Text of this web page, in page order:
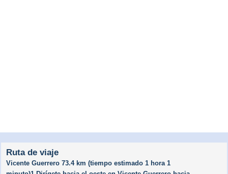
Ruta de viaje
Vicente Guerrero 73.4 km (tiempo estimado 1 hora 1